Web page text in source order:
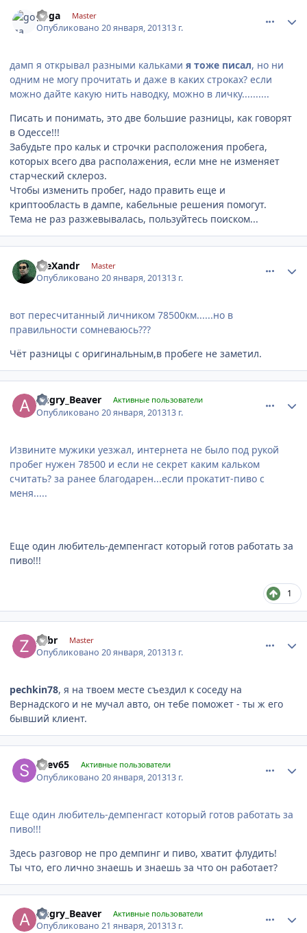
goga Master
Опубликовано20 января, 201313 г.
дамп я открывал разными кальками я тоже писал, но ни
одним не могу прочитать и даже в каких строках? если
можно дайте какую нить наводку, можно в личку..........
Писать и понимать, это две большие разницы, как говорят
в Одессе!!!
Забудьте про кальк и строчки расположения пробега,
которых всего два располажения, если мне не изменяет
старческий склероз.
Чтобы изменить пробег, надо править еще и
криптообласть в дампе, кабельные решения помогут.
Тема не раз разжевывалась, пользуйтесь поиском...
AleXandr Master
Опубликовано20 января, 201313 г.
вот пересчитанный личником 78500км......но в
правильности сомневаюсь???
Чёт разницы с оригинальным,в пробеге не заметил.
Angry_Beaver Активные пользователи
Опубликовано20 января, 201313 г.
Извините мужики уезжал, интернета не было под рукой
пробег нужен 78500 и если не секрет каким кальком
считать? за ранее благодарен...если прокатит-пиво с
меня.....
Еще один любитель-демпенгаст который готов работать за
пиво!!!
1
zubr Master
Опубликовано20 января, 201313 г.
pechkin78, я на твоем месте съездил к соседу на
Вернадского и не мучал авто, он тебе поможет - ты ж его
бывший клиент.
shev65 Активные пользователи
Опубликовано20 января, 201313 г.
Еще один любитель-демпенгаст который готов работать за
пиво!!!
Здесь разговор не про демпинг и пиво, хватит флудить!
Ты что, его лично знаешь и знаешь за что он работает?
Angry_Beaver Активные пользователи
Опубликовано21 января, 201313 г.